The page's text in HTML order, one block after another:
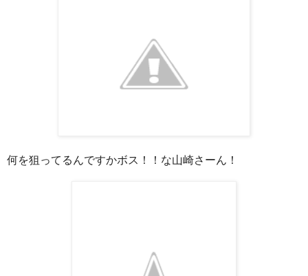
何を狙ってるんですかボス！！な山崎さーん！